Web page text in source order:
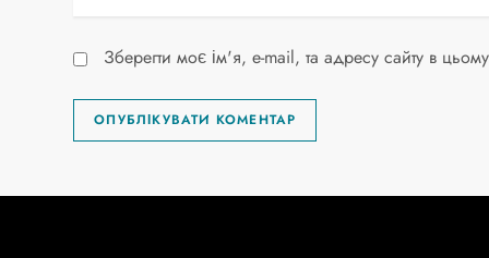
Зберегти моє ім'я, e-mail, та адресу сайту в